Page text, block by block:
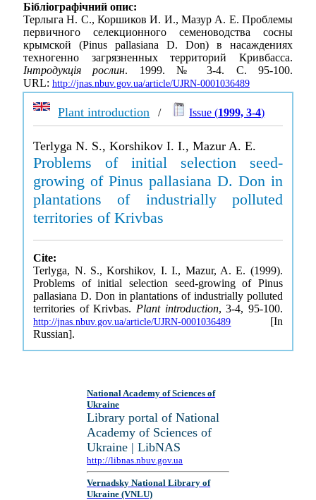
Бібліографічний опис:
Терлыга Н. С., Коршиков И. И., Мазур А. Е. Проблемы
первичного селекционного семеноводства сосны
крымской (Pinus pallasiana D. Don) в насаждениях
техногенно загрязненных территорий Кривбасса.
Інтродукція рослин. 1999. № 3-4. С. 95-100.
URL: http://jnas.nbuv.gov.ua/article/UJRN-0001036489
Plant introduction / Issue (1999, 3-4)
Terlyga N. S., Korshikov I. I., Mazur A. E.
Problems of initial selection seed-
growing of Pinus pallasiana D. Don in
plantations of industrially polluted
territories of Krivbas
Cite:
Terlyga, N. S., Korshikov, I. I., Mazur, A. E. (1999).
Problems of initial selection seed-growing of Pinus
pallasiana D. Don in plantations of industrially polluted
territories of Krivbas. Plant introduction, 3-4, 95-100.
http://jnas.nbuv.gov.ua/article/UJRN-0001036489 [In
Russian].
National Academy of Sciences of
Ukraine
Library portal of National
Academy of Sciences of
Ukraine | LibNAS
http://libnas.nbuv.gov.ua
Vernadsky National Library of
Ukraine (VNLU)